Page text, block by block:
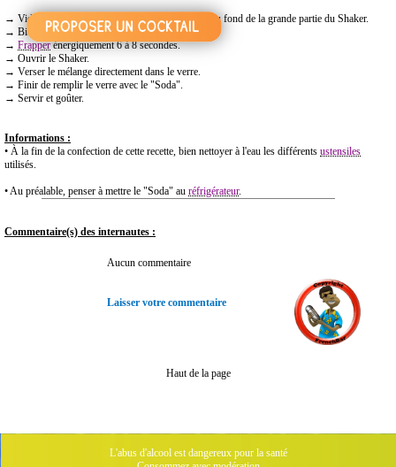
→ Vider l’excédent d’eau qui aurait pu se former au fond de la grande partie du Shaker.
→ Bien fermer le Shaker.
→ Frapperénergiquement 6 à 8 secondes.
→ Ouvrir le Shaker.
→ Verser le mélange directement dans le verre.
→ Finir de remplir le verre avec le "Soda".
→ Servir et goûter.
Informations :
• À la fin de la confection de cette recette, bien nettoyer à l'eau les différents ustensiles
utilisés.
• Au préalable, penser à mettre le "Soda" au réfrigérateur.
Commentaire(s) des internautes :
Aucun commentaire
Laisser votre commentaire
Haut de la page
L'abus d'alcool est dangereux pour la santé